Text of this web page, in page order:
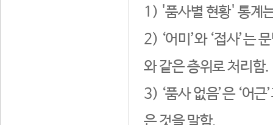
1) '품사별 현황' 통계
2) ‘어미’와 ‘접사’는
와 같은 층위로 처리함.
3) ‘품사 없음’은 ‘어
은 것을 말함.